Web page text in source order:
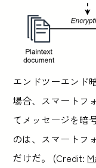
エンドツーエンド
場合、スマートフ
てメッセージを暗
のは、スマートフ
だけだ。 (Credit: